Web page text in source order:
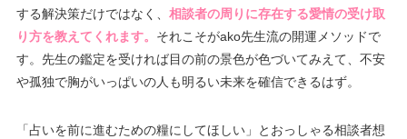
する解決策だけではなく、 相談者の周りに存在する愛情の受け取
り方を教えてくれます。 それこそがako先生流の開運メソッドで
す。先生の鑑定を受ければ目の前の景色が色づいてみえて、不安
や孤独で胸がいっぱいの人も明るい未来を確信できるはず。
「占いを前に進むための糧にしてほしい」とおっしゃる相談者想